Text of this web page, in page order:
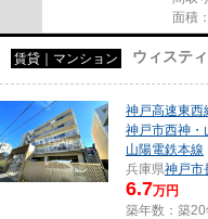
面積
賃貸｜マンション ウィステ
神戸高速東西
神戸市西神・
山陽電鉄本線
兵庫県神戸市
6.7万円
築年数：築20